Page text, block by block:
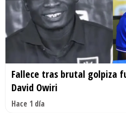
Fallece tras brutal golpiza
David Owiri
Hace 1 día